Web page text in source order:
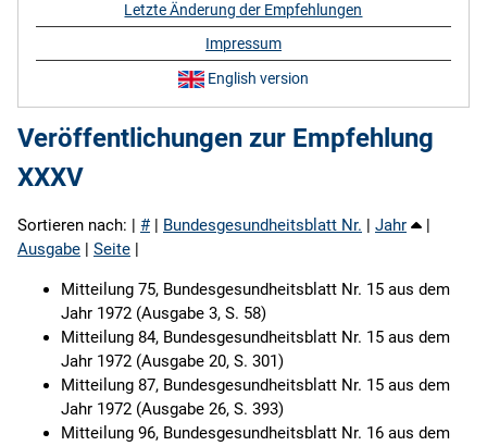
Veröffentlichungen zur Empfehlung
XXXV
Sortieren nach: | # | Bundesgesundheitsblatt Nr. | Jahr
|
Ausgabe | Seite |
Mitteilung 75, Bundesgesundheitsblatt Nr. 15 aus dem
Jahr 1972 (Ausgabe 3, S. 58)
Mitteilung 84, Bundesgesundheitsblatt Nr. 15 aus dem
Jahr 1972 (Ausgabe 20, S. 301)
Mitteilung 87, Bundesgesundheitsblatt Nr. 15 aus dem
Jahr 1972 (Ausgabe 26, S. 393)
Mitteilung 96, Bundesgesundheitsblatt Nr. 16 aus dem
Letzte Änderung der Empfehlungen
Impressum
English version